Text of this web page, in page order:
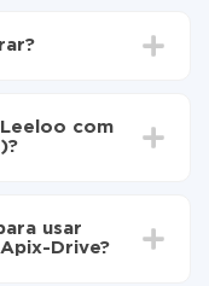
Kit
leva de 10 a 15
com
de
um de seus
usar
Drive?